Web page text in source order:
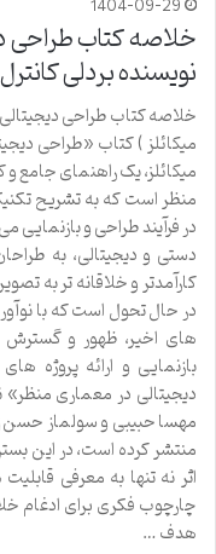
1404-09-29
خلاصه کتاب طراحی
نویسنده بردلی
خلاصه کتاب طراحی
میکائلز ) کتاب «طراحی
میکائلز، یک راهنمای جامع
منظر است که به تشریح
در فرآیند طراحی و بازنمایی
دستی و دیجیتالی، به
کارآمدتر و خلاقانه تر به
در حال تحول است که با
های اخیر، ظهور و گسترش
بازنمایی و ارائه پروژه
دیجیتالی در معماری
مهسا حبیبی و سولماز حسن
منتشر کرده است، در این
اثر نه تنها به معرفی
چارچوب فکری برای ادغام
هدف …